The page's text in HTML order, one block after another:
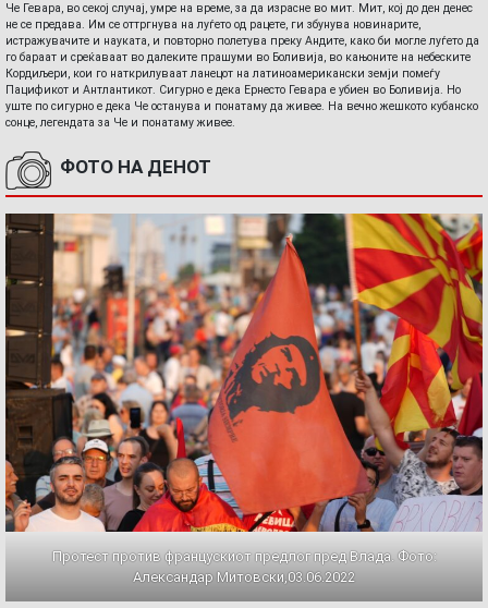
Че Гевара, во секој случај, умре на време, за да израсне во мит. Мит, кој до ден денес
не се предава. Им се оттргнува на луѓето од рацете, ги збунува новинарите,
истражувачите и науката, и повторно полетува преку Андите, како би могле луѓето да
го бараат и среќаваат во далеките прашуми во Боливија, во кањоните на небеските
Кордиљери, кои го наткрилуваат ланецот на латиноамерикански земји помеѓу
Пацификот и Антлантикот. Сигурно е дека Ернесто Гевара е убиен во Боливија. Но
уште по сигурно е дека Че останува и понатаму да живее. На вечно жешкото кубанско
сонце, легендата за Че и понатаму живее.
ФОТО НА ДЕНОТ
Протест против францускиот предлог пред Влада. Фото:
Александар Митовски,03.06.2022